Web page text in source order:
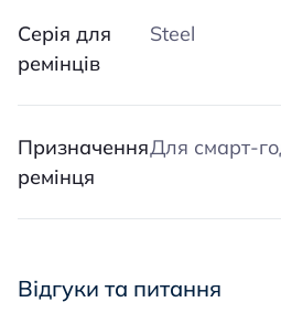
Серія для
ремінців
Steel
Призначення
ремінця
Для смарт-
Відгуки та питання